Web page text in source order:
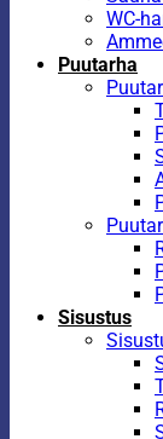
WC-
Puutarha
Sisustus